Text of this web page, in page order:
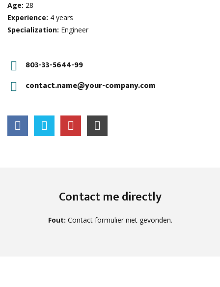
Age: 28
Experience: 4 years
Specialization: Engineer
803-33-5644-99
contact.name@your-company.com
Contact me directly
Fout: Contact formulier niet gevonden.